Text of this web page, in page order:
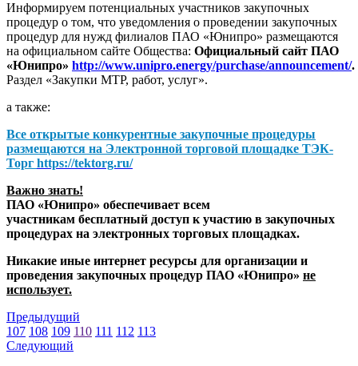
Информируем потенциальных участников закупочных
процедур о том, что уведомления о проведении закупочных
процедур для нужд филиалов ПАО «Юнипро» размещаются
на официальном сайте Общества: Официальный сайт ПАО
«Юнипро» http://www.unipro.energy/purchase/announcement/.
Раздел «Закупки МТР, работ, услуг».
а также:
Все открытые конкурентные закупочные процедуры
размещаются на Электронной торговой площадке ТЭК-
Торг https://tektorg.ru/
Важно знать!
ПАО «Юнипро» обеспечивает всем
участникам бесплатный доступ к участию в закупочных
процедурах на электронных торговых площадках.
Никакие иные интернет ресурсы для организации и
проведения закупочных процедур ПАО «Юнипро» не
использует.
Предыдущий
107 108 109 110 111 112 113
Следующий